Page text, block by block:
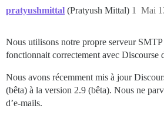
pratyushmittal (Pratyush Mittal) Mai
1
Nous utilisons notre propre serveur
fonctionnait correctement avec Discourse
Nous avons récemment mis à jour
(bêta) à la version 2.9 (bêta). Nous ne
d’e-mails.